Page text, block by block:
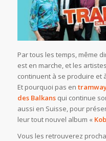
Par tous les temps, même
est en marche, et les
continuent à se produire et
Et pourquoi pas en
des Balkansqui continue
aussi en Suisse, pour
leur tout nouvel album «
Vous les retrouverez